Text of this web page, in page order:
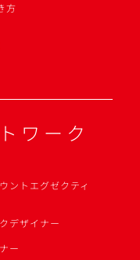
方
ワーク
ントエグゼクティ
デザイナー
ー